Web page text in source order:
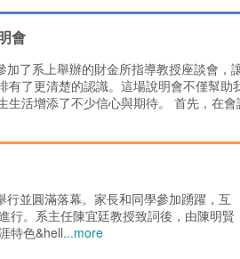
會
加了系上舉辦的財金所指導教授座談會，
有了更清楚的認識。這場說明會不僅幫助
生活增添了不少信心與期待。 首先，在
並圓滿落幕。家長和同學參加踴躍，互
。系主任陳宜廷教授致詞後，由陳明賢
特色&hell...more